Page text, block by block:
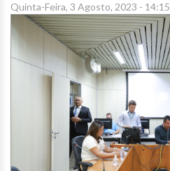
Quinta-Feira, 3 Agosto, 2023 - 14:15